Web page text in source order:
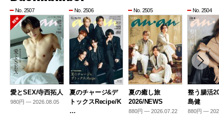
No. 2507
愛とSEX/寺西拓人
980円 — 2026.08.05
No. 2506
夏のチャージ&デ
トックスRecipe/K
…
No. 2505
夏の癒し旅
2026/NEWS
880円 — 2026.07.22
No. 2504
整う腸活
島健
880円 —